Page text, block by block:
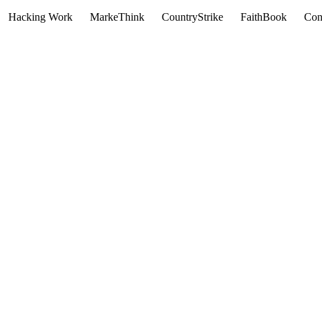
Hacking Work MarkeThink CountryStrike FaithBook